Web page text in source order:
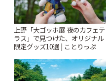
上野「大ゴッホ展 夜のカフェテ
ラス」で見つけた、オリジナル
限定グッズ10選 | ことりっぷ